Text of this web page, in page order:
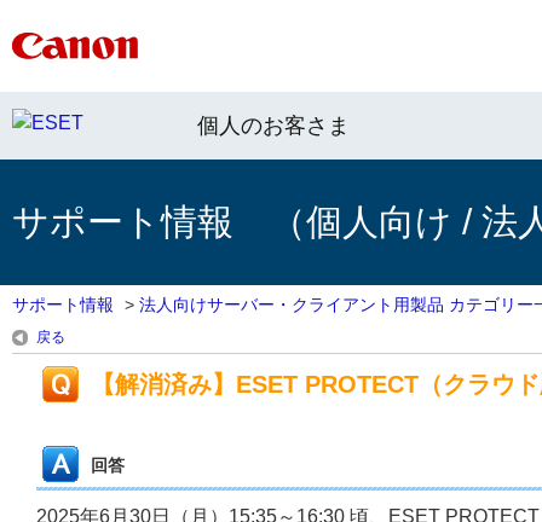
個人のお客さま
サポート情報 （個人向け / 法
サポート情報 > 法人向けサーバー・クライアント用製品 カテゴリー
戻る
【解消済み】ESET PROTECT（クラウ
回答
2025年6月30日（月）15:35～16:30 頃、ESET